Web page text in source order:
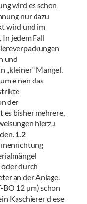
wird es schon
nur dazu
wird und im
jedem Fall
und
„kleiner“ Mangel.
einen das
der
es bisher mehrere,
hierzu
1.2
durch
an der Anlage.
BO 12 µm) schon
Kaschierer diese